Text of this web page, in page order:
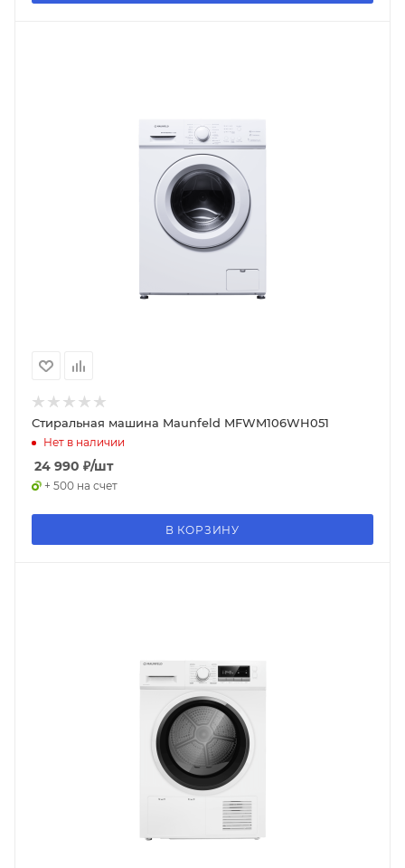
Стиральная машина Maunfeld MFWM106WH051
Нет в наличии
24 990 ₽/шт
+ 500 на счет
В КОРЗИНУ